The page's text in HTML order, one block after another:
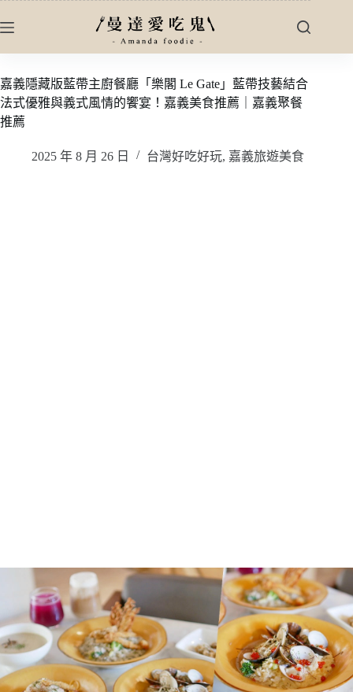
至
內
容
嘉義隱藏版藍帶主廚餐廳「樂閣 Le Gate」藍帶技藝結合
法式優雅與義式風情的饗宴！嘉義美食推薦｜嘉義聚餐
推薦
2025 年 8 月 26 日 台灣好吃好玩, 嘉義旅遊美食